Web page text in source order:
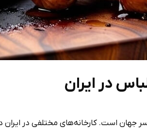
در ایران
جهان است. کارخانه‌های مختلفی در